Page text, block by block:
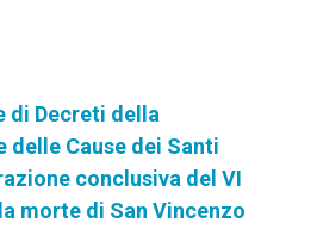
di Decreti della
delle Cause dei Santi
conclusiva del VI
morte di San Vincenzo